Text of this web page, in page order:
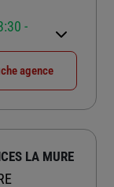
-
agence
LA MURE